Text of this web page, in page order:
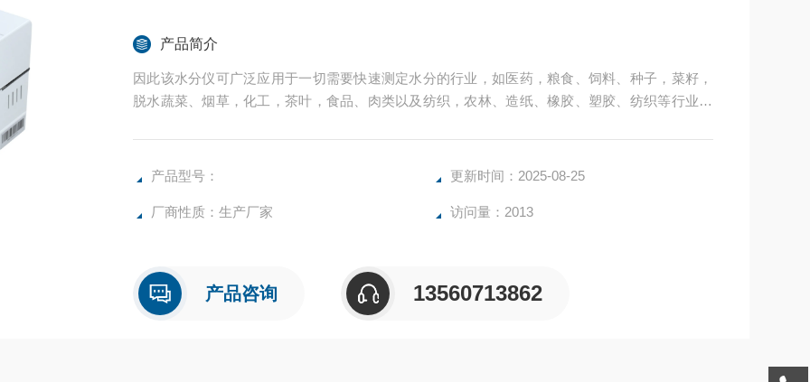
产品简介
因此该水分仪可广泛应用于一切需要快速测定水分的行业，如医药，粮食、饲料、种子，菜籽，
脱水蔬菜、烟草，化工，茶叶，食品、肉类以及纺织，农林、造纸、橡胶、塑胶、纺织等行业中
确，物超所值的水分测定仪**。
产品型号： 更新时间：2025-08-25
厂商性质：生产厂家 访问量：2013
产品咨询 13560713862